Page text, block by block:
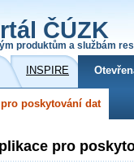
ČÚZK
produktům a službám
INSPIRE
poskytování dat
pro